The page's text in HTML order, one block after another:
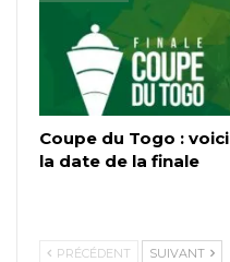
Coupe du Togo : voici
la date de la finale
PRÉCÉDENT SUIVANT